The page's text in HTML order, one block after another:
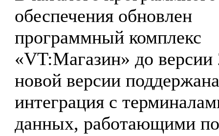
обеспечения обновлен
программный комплекс
«VT:Магазин» до
новой версии поддержана
интеграция с
данных, работающими